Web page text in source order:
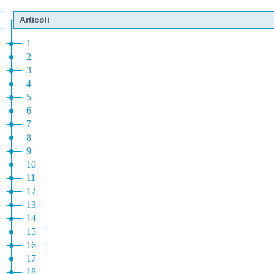
Articoli
1
2
3
4
5
6
7
8
9
10
11
12
13
14
15
16
17